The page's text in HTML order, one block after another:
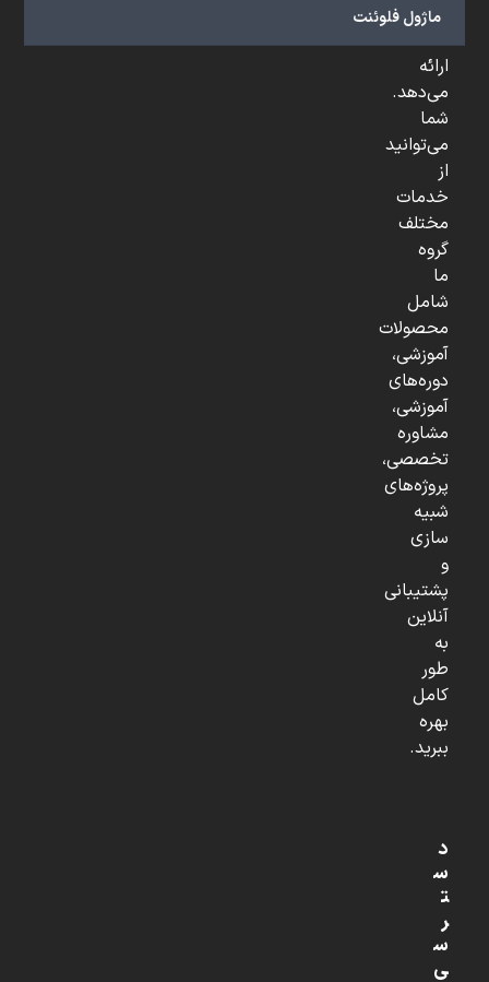
ماژول فلوئنتو
...
ارائه
می‌دهد.
شما
می‌توانید
از
خدمات
مختلف
گروه
ما
شامل
محصولات
آموزشی،
دوره‌های
آموزشی،
مشاوره
تخصصی،
پروژه‌های
شبیه
سازی
و
پشتیبانی
آنلاین
به
طور
کامل
بهره
ببرید.
د
س
ت
ر
س
ی